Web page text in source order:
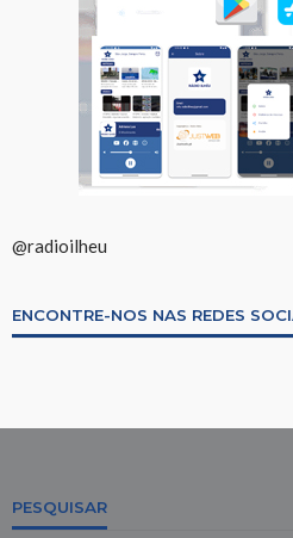
@radioilheu
ENCONTRE-NOS NAS REDES
PESQUISAR